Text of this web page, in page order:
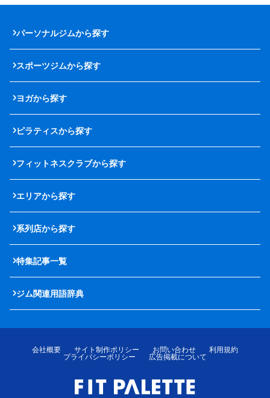
パーソナルジムから探す
スポーツジムから探す
ヨガから探す
ピラティスから探す
フィットネスクラブから探す
エリアから探す
系列店から探す
特集記事一覧
ジム関連用語辞典
会社概要 サイト制作ポリシー お問い合わせ
利用規約
プライバシーポリシー
広告掲載について